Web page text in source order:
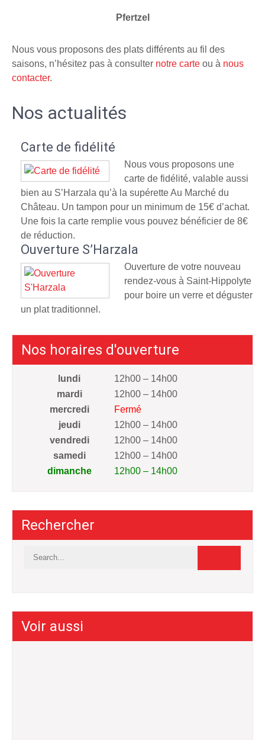
Pfertzel
Nous vous proposons des plats différents au fil des
saisons, n’hésitez pas à consulter notre carte ou à nous
contacter.
Nos actualités
Carte de fidélité
Nous vous proposons une
carte de fidélité, valable aussi
bien au S’Harzala qu’à la supérette Au Marché du
Château. Un tampon pour un minimum de 15€ d’achat.
Une fois la carte remplie vous pouvez bénéficier de 8€
de réduction.
Ouverture S’Harzala
Ouverture de votre nouveau
rendez-vous à Saint-Hippolyte
pour boire un verre et déguster
un plat traditionnel.
Nos horaires d'ouverture
lundi
12h00 – 14h00
mardi
12h00 – 14h00
mercredi
Fermé
jeudi
12h00 – 14h00
vendredi
12h00 – 14h00
samedi
12h00 – 14h00
dimanche
12h00 – 14h00
Rechercher
Voir aussi